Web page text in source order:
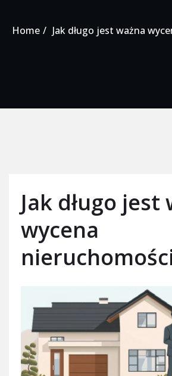
Home Jak długo jest ważna
Jak długo jest
wycena